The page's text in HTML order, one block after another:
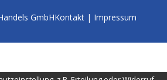
GmbHKontakt| Impressum